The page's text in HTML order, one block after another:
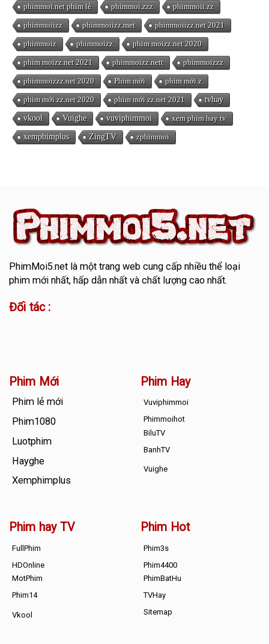
phimmoi.net phim lẻ phimmoi.zzz phimmoii.zz
phimmoiizz phimmoiizz.met phimmoiizz.net 2021
phimmoiz phimmoizz phim moizz.net 2020
phim moizz.net 2021 phimmoizz.nett phimmoizzz
phimmoizzz.net 2020 Phim mới phim mới z
phim mới zz.net 2020 phim mới zz.net 2021 tvhay
vkool Vuighe vuviphimmoi xem phim hay tv
xemphimplus ZingTV zphimmoi
PhimMoi5.netlà một trang web cung cấp nhiều thể loại
phim mới nhất, hấp dẫn nhất và chất lượng cao nhất.
Đối tác :
Phim Mới
Phim lẻ mới
Phim1080
Luotphim
Hayghe
Xemphimplus
Phim Hay
Vuviphimmoi
Phimmoihot
BiluTV
BanhTV
Vuighe
Phim hay TV
FullPhim
HDOnline
MotPhim
Phim14
Vkool
Phim Hot
Phim3s
Phim4400
PhimBatHu
TVHay
Sitemap